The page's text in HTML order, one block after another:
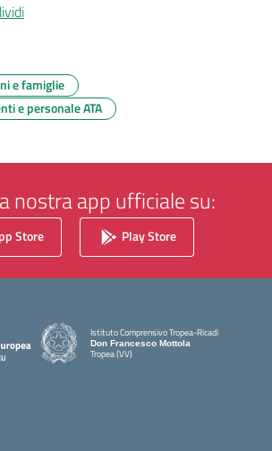
e famiglie
e personale ATA
nostra app ufficiale su:
Store Play Store
Istituto Comprensivo Tropea-Ricadi
Don Francesco Mottola
Tropea (VV)
— Visita la pagina iniziale della scuola